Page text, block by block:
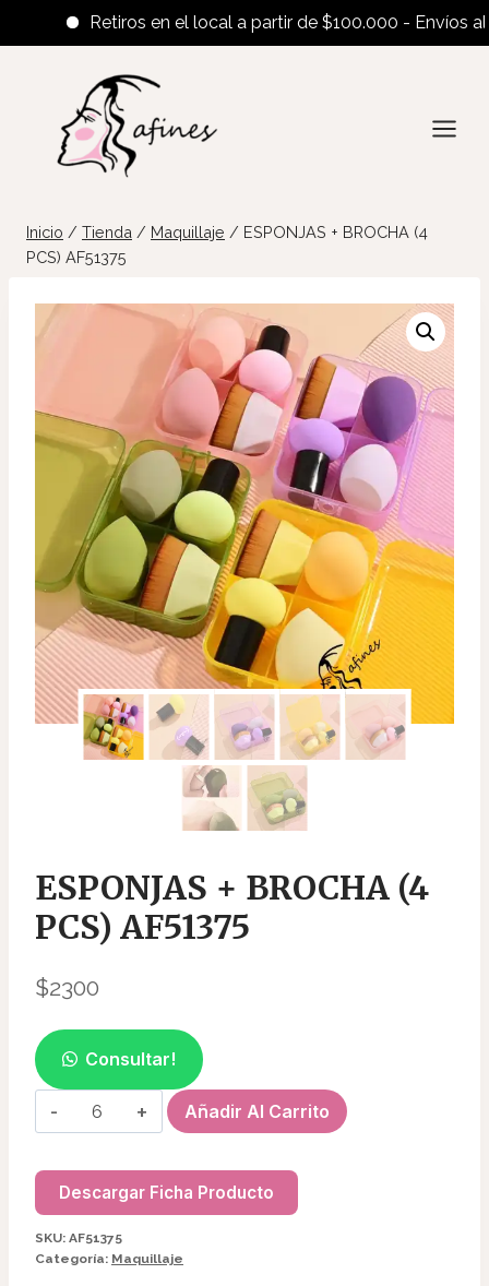
Retiros en el local a partir de $100.000 - Envíos al
contenido
Inicio / Tienda / Maquillaje / ESPONJAS + BROCHA (4
PCS) AF51375
ESPONJAS + BROCHA (4
PCS) AF51375
$2300
Consultar!
ESPONJAS
+
(4
PCS)
AF51375
Añadir Al Carrito
Descargar Ficha Producto
SKU: AF51375
Categoría: Maquillaje